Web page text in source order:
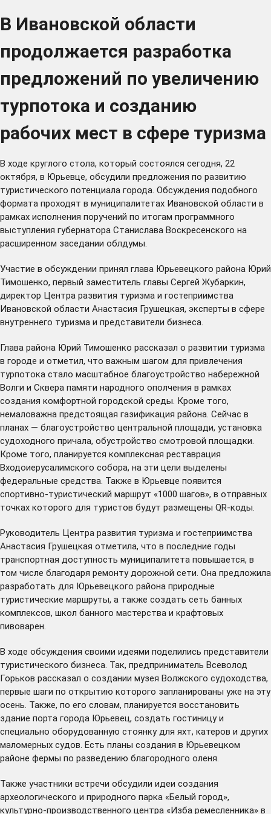
В Ивановской области
продолжается разработка
предложений по увеличению
турпотока и созданию
рабочих мест в сфере туризма
В ходе круглого стола, который состоялся сегодня, 22
октября, в Юрьевце, обсудили предложения по развитию
туристического потенциала города. Обсуждения подобного
формата проходят в муниципалитетах Ивановской области в
рамках исполнения поручений по итогам программного
выступления губернатора Станислава Воскресенского на
расширенном заседании облдумы.
Участие в обсуждении принял глава Юрьевецкого района Юрий
Тимошенко, первый заместитель главы Сергей Жубаркин,
директор Центра развития туризма и гостеприимства
Ивановской области Анастасия Грушецкая, эксперты в сфере
внутреннего туризма и представители бизнеса.
Глава района Юрий Тимошенко рассказал о развитии туризма
в городе и отметил, что важным шагом для привлечения
турпотока стало масштабное благоустройство набережной
Волги и Сквера памяти народного ополчения в рамках
создания комфортной городской среды. Кроме того,
немаловажна предстоящая газификация района. Сейчас в
планах — благоустройство центральной площади, установка
судоходного причала, обустройство смотровой площадки.
Кроме того, планируется комплексная реставрация
Входоиерусалимского собора, на эти цели выделены
федеральные средства. Также в Юрьевце появится
спортивно-туристический маршрут «1000 шагов», в отправных
точках которого для туристов будут размещены QR-коды.
Руководитель Центра развития туризма и гостеприимства
Анастасия Грушецкая отметила, что в последние годы
транспортная доступность муниципалитета повышается, в
том числе благодаря ремонту дорожной сети. Она предложила
разработать для Юрьевецкого района природные
туристические маршруты, а также создать сеть банных
комплексов, школ банного мастерства и крафтовых
пивоварен.
В ходе обсуждения своими идеями поделились представители
туристического бизнеса. Так, предприниматель Всеволод
Горьков рассказал о создании музея Волжского судоходства,
первые шаги по открытию которого запланированы уже на эту
осень. Также, по его словам, планируется восстановить
здание порта города Юрьевец, создать гостиницу и
специально оборудованную стоянку для яхт, катеров и других
маломерных судов. Есть планы создания в Юрьевецком
районе фермы по разведению благородного оленя.
Также участники встречи обсудили идеи создания
археологического и природного парка «Белый город»,
культурно-производственного центра «Изба ремесленника» в